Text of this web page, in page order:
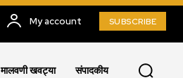
My account SUBSCRIBE
मालवणी खवट्या संपादकीय